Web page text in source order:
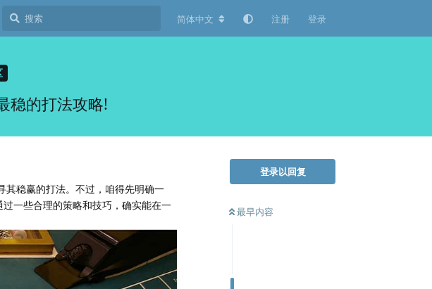
简体中文 注册 登录
稳的打法攻略!
登录以回复
最早内容
其稳赢的打法。不过，咱得先明确一
一些合理的策略和技巧，确实能在一